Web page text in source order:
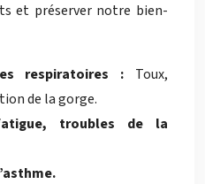
et préserver notre bien-
respiratoires : Toux,
de la gorge.
troubles de la